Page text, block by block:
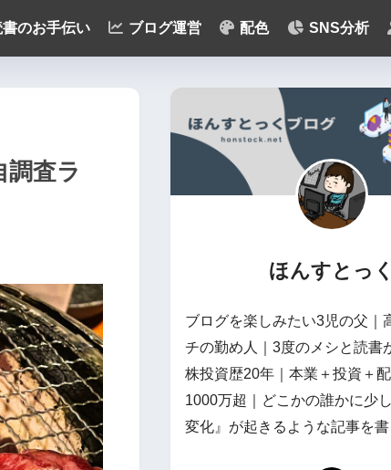
書のお手伝い ブログ運営 配色 SNS分析
調査ラ
ほんすとっく
ブログを楽しみたい3児の父
チの勤め人｜3度のメシと読書
株投資歴20年｜本業＋投資＋
1000万超｜どこかの誰かに少
変化』が起きるような記事を